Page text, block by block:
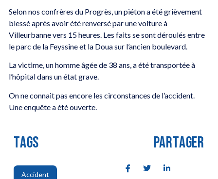
Selon nos confrères du Progrès, un piéton a été grièvement
blessé après avoir été renversé par une voiture à
Villeurbanne vers 15 heures. Les faits se sont déroulés entre
le parc de la Feyssine et la Doua sur l’ancien boulevard.
La victime, un homme âgée de 38 ans, a été transportée à
l’hôpital dans un état grave.
On ne connait pas encore les circonstances de l’accident.
Une enquête a été ouverte.
TAGS
Accident
PARTAGER